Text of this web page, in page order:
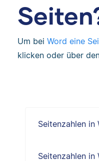
Um bei Word eine
klicken oder über
Seitenzahlen
Seitenzahlen